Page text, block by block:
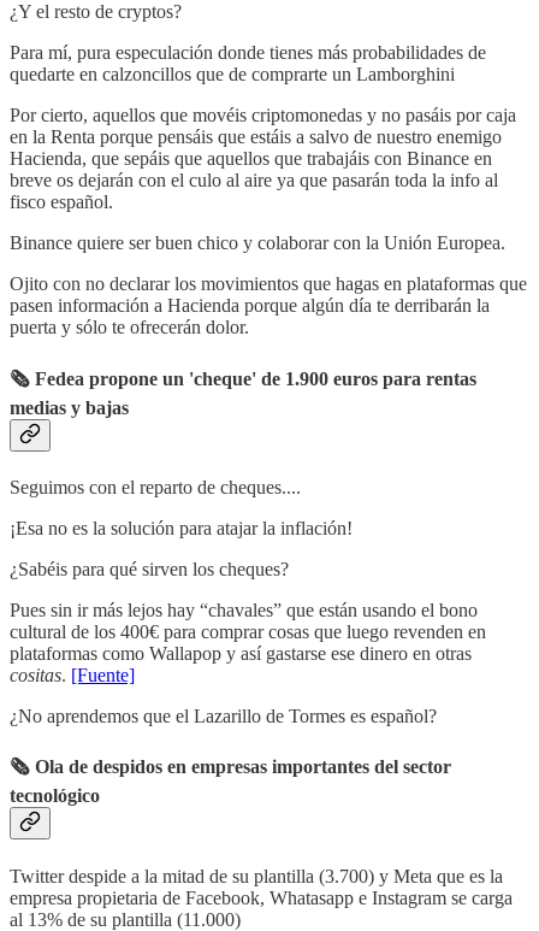
¿Y el resto de cryptos?
Para mí, pura especulación donde tienes más probabilidades de
quedarte en calzoncillos que de comprarte un Lamborghini
Por cierto, aquellos que movéis criptomonedas y no pasáis por caja
en la Renta porque pensáis que estáis a salvo de nuestro enemigo
Hacienda, que sepáis que aquellos que trabajáis con Binance en
breve os dejarán con el culo al aire ya que pasarán toda la info al
fisco español.
Binance quiere ser buen chico y colaborar con la Unión Europea.
Ojito con no declarar los movimientos que hagas en plataformas que
pasen información a Hacienda porque algún día te derribarán la
puerta y sólo te ofrecerán dolor.
🗞 Fedea propone un 'cheque' de 1.900 euros para rentas
medias y bajas
Seguimos con el reparto de cheques....
¡Esa no es la solución para atajar la inflación!
¿Sabéis para qué sirven los cheques?
Pues sin ir más lejos hay “chavales” que están usando el bono
cultural de los 400€ para comprar cosas que luego revenden en
plataformas como Wallapop y así gastarse ese dinero en otras
cositas. [Fuente]
¿No aprendemos que el Lazarillo de Tormes es español?
🗞 Ola de despidos en empresas importantes del sector
tecnológico
Twitter despide a la mitad de su plantilla (3.700) y Meta que es la
empresa propietaria de Facebook, Whatasapp e Instagram se carga
al 13% de su plantilla (11.000)